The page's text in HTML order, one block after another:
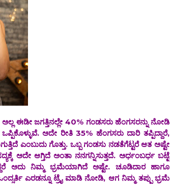
ಜಗತ್ತಿನಲ್ಲೇ 40% ಗಂಡಸರು ಹೆಂಗಸರನ್ನು ನೋಡಿ
ಒಪ್ಪಿಕೊಳ್ಳುವೆ. ಅದೇ ರೀತಿ 35% ಹೆಂಗಸರು ದಾರಿ ತಪ್ಪಿದ್ದಾರೆ,
ಎಂಬುದು ಗೊತ್ತು. ಒಬ್ಬ ಗಂಡಸು ನಡತೆಗೆಟ್ಟರೆ ಆತ ಅಷ್ಟೇ
‌ಅದೇ ಆಗ್ತಿದೆ ಅಂತಾ ನನಗನ್ನಿಸುತ್ತದೆ. ಅರ್ಧಂಬರ್ಧ ಬಟ್ಟೆ
ಅದು ನಿಮ್ಮ ಭ್ರಮೆಯಾಗಿದೆ ಅಷ್ಟೇ. ಚೂಡಿದಾರ ಹಾಗೂ
ಎರಡನ್ನೂ ಟ್ರೈ ಮಾಡಿ ನೋಡಿ, ಆಗ ನಿಮ್ಮ ತಪ್ಪು ಭ್ರಮೆ